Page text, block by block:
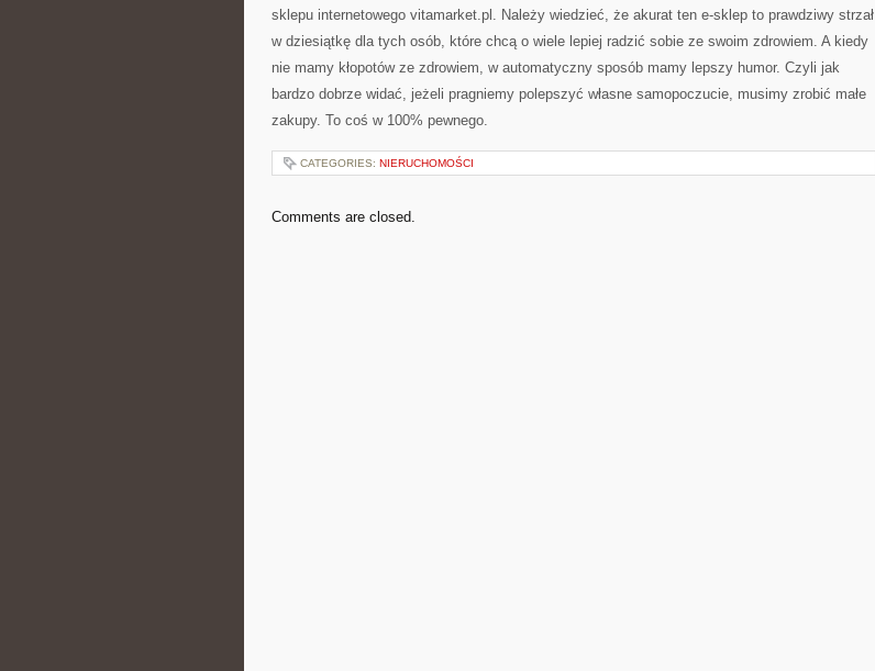
sklepu internetowego vitamarket.pl. Należy wiedzieć, że akurat ten e-sklep to prawdziwy strzał
w dziesiątkę dla tych osób, które chcą o wiele lepiej radzić sobie ze swoim zdrowiem. A kiedy
nie mamy kłopotów ze zdrowiem, w automatyczny sposób mamy lepszy humor. Czyli jak
bardzo dobrze widać, jeżeli pragniemy polepszyć własne samopoczucie, musimy zrobić małe
zakupy. To coś w 100% pewnego.
CATEGORIES: NIERUCHOMOŚCI
Comments are closed.